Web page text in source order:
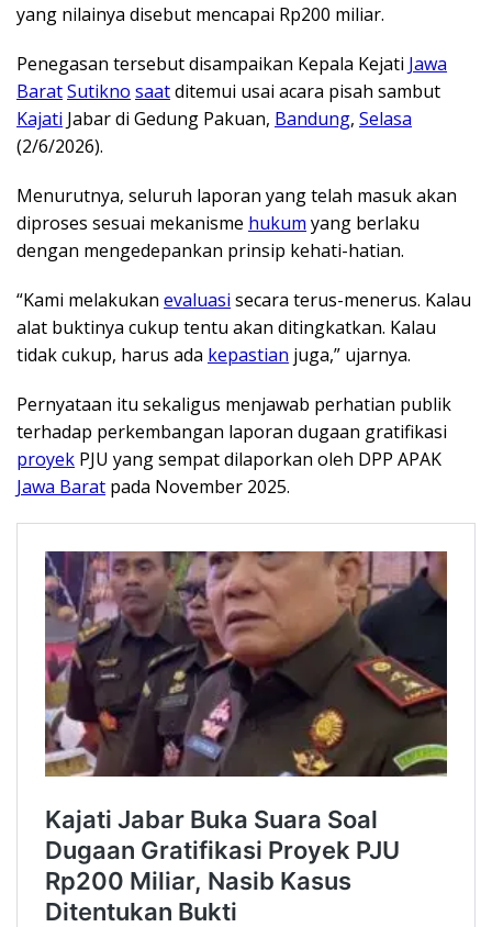
yang nilainya disebut mencapai Rp200 miliar.
Penegasan tersebut disampaikan Kepala Kejati Jawa
BaratSutikno saatditemui usai acara pisah sambut
Kajati Jabar di Gedung Pakuan, Bandung, Selasa
(2/6/2026).
Menurutnya, seluruh laporan yang telah masuk akan
diproses sesuai mekanisme hukum yang berlaku
dengan mengedepankan prinsip kehati-hatian.
“Kami melakukan evaluasi secara terus-menerus. Kalau
alat buktinya cukup tentu akan ditingkatkan. Kalau
tidak cukup, harus ada kepastian juga,” ujarnya.
Pernyataan itu sekaligus menjawab perhatian publik
terhadap perkembangan laporan dugaan gratifikasi
proyek PJU yang sempat dilaporkan oleh DPP APAK
Jawa Barat pada November 2025.